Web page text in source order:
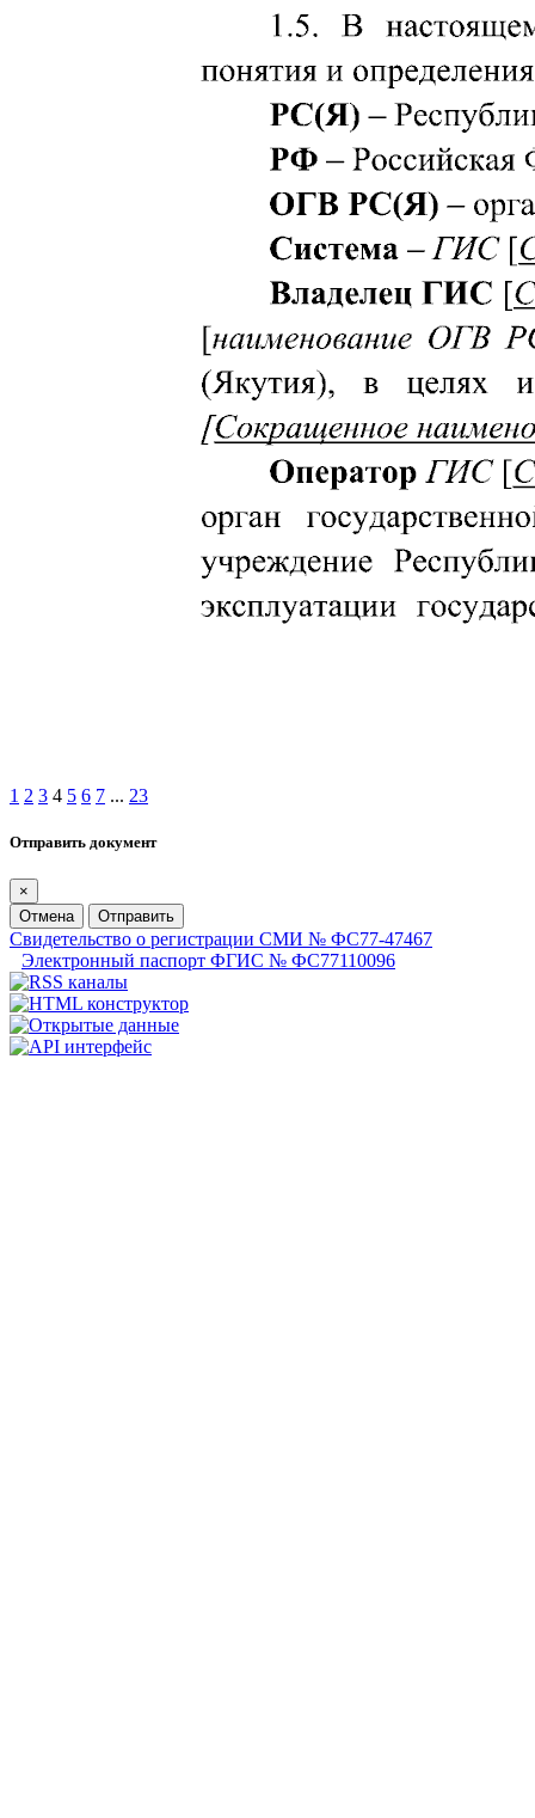
1 2 3 4 5 6 7 ... 23
Отправить документ
×
Отмена
Отправить
Свидетельство о регистрации СМИ № ФС77-47467
Электронный паспорт ФГИС № ФС77110096